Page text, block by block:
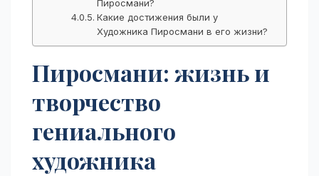
Пиросмани?
Какие достижения были у
Художника Пиросмани в его жизни?
Пиросмани: жизнь и
творчество
гениального
художника